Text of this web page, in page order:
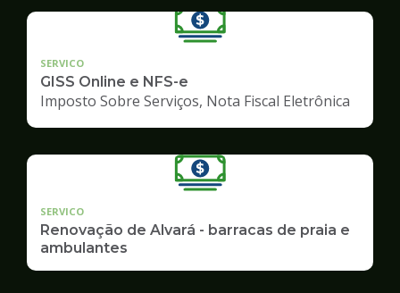
SERVICO
GISS Online e NFS-e
Imposto Sobre Serviços, Nota Fiscal Eletrônica
SERVICO
Renovação de Alvará - barracas de praia e
ambulantes